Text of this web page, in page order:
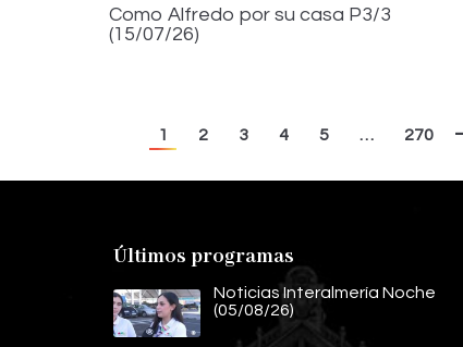
Como Alfredo por su casa P3/3
(15/07/26)
1 2 3 4 5 … 270
Últimos programas
Noticias Interalmería Noche
(05/08/26)